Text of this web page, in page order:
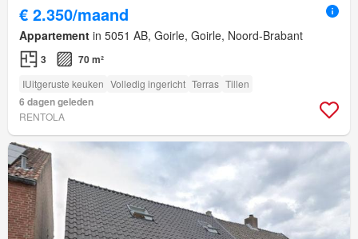
€ 2.350/maand
Appartement in 5051 AB, Goirle, Goirle, Noord-Brabant
3 70 m²
IUitgeruste keuken Volledig ingericht Terras Tillen
6 dagen geleden
RENTOLA